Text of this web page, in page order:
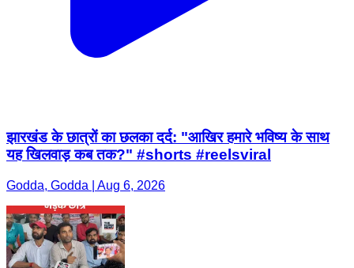
झारखंड के छात्रों का छलका दर्द: "आखिर हमारे भविष्य के साथ
यह खिलवाड़ कब तक?" #shorts #reelsviral
Godda, Godda | Aug 6, 2026